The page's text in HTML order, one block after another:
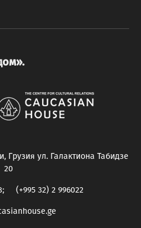
Грузия ул. Галактиона Табидзе
20
(+995 32) 2 996022